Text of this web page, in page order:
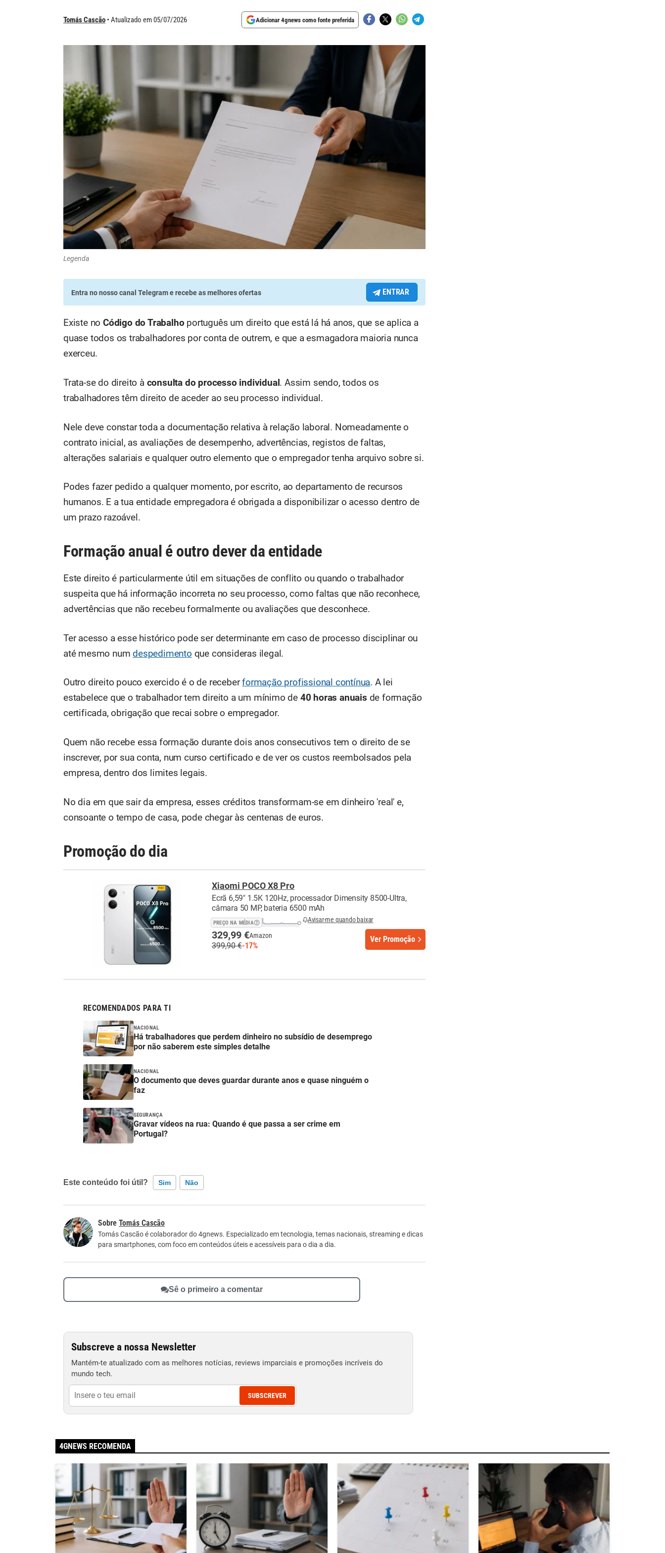
Tomás Cascão Atualizado em 05/07/2026 Adicionar 4gnews como fonte preferida
Legenda
Entra no nosso canal Telegrame recebe as melhores ofertas ENTRAR
Existe no Código do Trabalho português um direito que está lá há anos, que se aplica a
quase todos os trabalhadores por conta de outrem, e que a esmagadora maioria nunca
exerceu.
Trata-se do direito à consulta do processo individual . Assim sendo, todos os
trabalhadores têm direito de aceder ao seu processo individual.
Nele deve constar toda a documentação relativa à relação laboral. Nomeadamente o
contrato inicial, as avaliações de desempenho, advertências, registos de faltas,
alterações salariais e qualquer outro elemento que o empregador tenha arquivo sobre si.
Podes fazer pedido a qualquer momento, por escrito, ao departamento de recursos
humanos. E a tua entidade empregadora é obrigada a disponibilizar o acesso dentro de
um prazo razoável.
Formação anual é outro dever da entidade
Este direito é particularmente útil em situações de conflito ou quando o trabalhador
suspeita que há informação incorreta no seu processo, como faltas que não reconhece,
advertências que não recebeu formalmente ou avaliações que desconhece.
Ter acesso a esse histórico pode ser determinante em caso de processo disciplinar ou
até mesmo numdespedimento que consideras ilegal.
Outro direito pouco exercido é o de receberformação profissional contínua. A lei
estabelece que o trabalhador tem direito a um mínimo de 40 horas anuais de formação
certificada, obrigação que recai sobre o empregador.
Quem não recebe essa formação durante dois anos consecutivos tem o direito de se
inscrever, por sua conta, num curso certificado e de ver os custos reembolsados pela
empresa, dentro dos limites legais.
No dia em que sair da empresa, esses créditos transformam-se em dinheiro 'real' e,
consoante o tempo de casa, pode chegar às centenas de euros.
Promoção do dia
Xiaomi POCO X8 Pro
Ecrã 6,59" 1.5K 120Hz, processador Dimensity 8500-Ultra,
câmara 50 MP, bateria 6500 mAh
PREÇO NA MÉDIA Avisar-me quando baixar
329,99 €Amazon
399,90 €-17%
Ver Promoção
RECOMENDADOS PARA TI
NACIONAL
Há trabalhadores que perdem dinheiro no subsídio de desemprego
por não saberem este simples detalhe
NACIONAL
O documento que deves guardar durante anos e quase ninguém o
faz
SEGURANÇA
Gravar vídeos na rua: Quando é que passa a ser crime em
Portugal?
Este conteúdo foi útil? Sim Não
Este conteúdo não tem a informação que procuro
Tomás Cascão
Tomás Cascão é colaborador do 4gnews. Especializado em tecnologia, temas nacionais, streaming e dicas
para smartphones, com foco em conteúdos úteis e acessíveis para o dia a dia.
Sê o primeiro a comentar
Subscreve a nossa Newsletter
Mantém-te atualizado com as melhores notícias, reviews imparciais e promoções incríveis do
mundo tech.
SUBSCREVER
4GNEWS RECOMENDA